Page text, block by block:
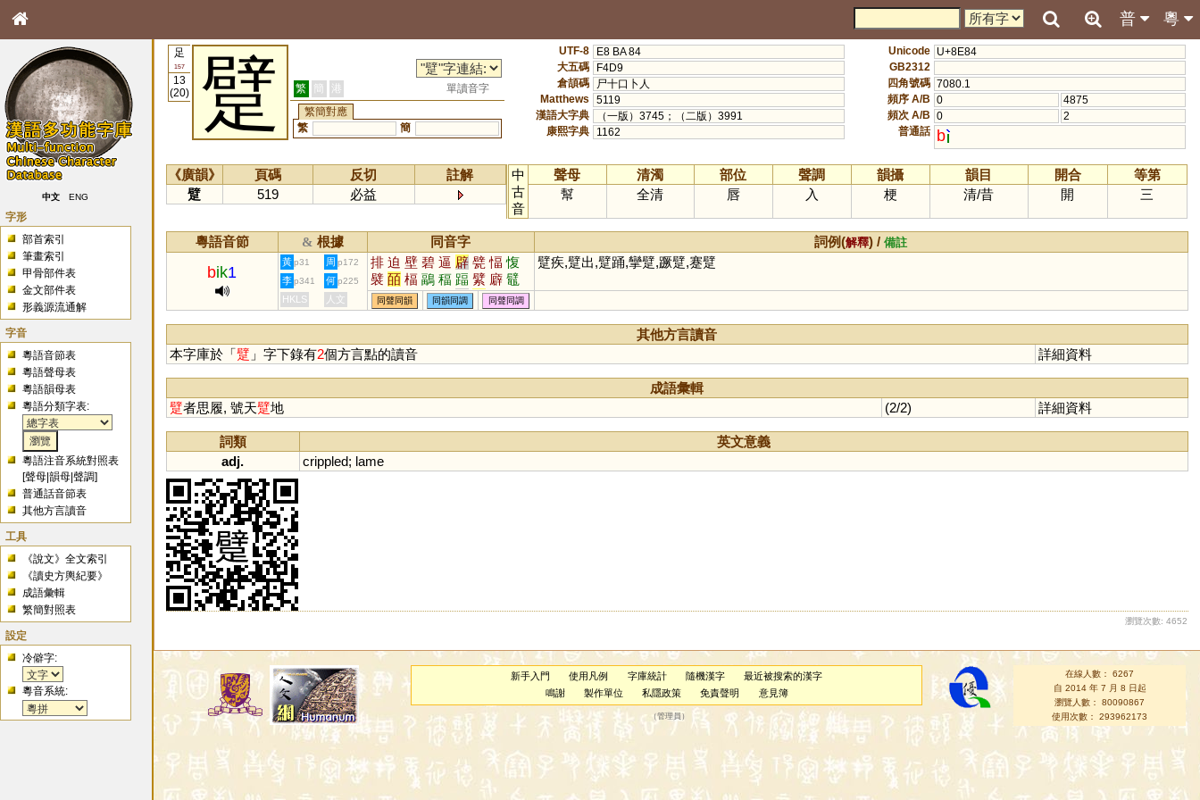
粵
普
中文 ENG
字形
部首索引
筆畫索引
甲骨部件表
金文部件表
形義源流通解
字音
粵語音節表
粵語聲母表
粵語韻母表
粵語分類字表:
粵語注音系統對照表
[聲母 |韻母 |聲調]
普通話音節表
其他方言讀音
工具
《說文》全文索引
《讀史方輿紀要》
成語彙輯
繁簡對照表
設定
冷僻字:
粵音系統:
足
157
13
(20)
躄 繁 簡 港
單讀音字
繁簡對應
繁
簡
UTF-8
E8 BA 84
大五碼
F4D9
倉頡碼
尸十口卜人
Matthews
5119
漢語大字典
（一版）3745；（二版）3991
康熙字典
1162
Unicode U+8E84
GB2312
四角號碼 7080.1
頻序 A/B 0
4875
頻次 A/B 0
2
普通話 b
《廣韻》 頁碼 反切
註解
躄
519 必益
中
古
音
聲母 清濁 部位 聲調 韻攝 韻目 開合
等第
幫
全清 唇 入 梗 清/昔 開 三
粵語音節 & 根據 同音字 詞例(解釋) /備註
bik1
黃 p31 周 p172 排 迫 壁 碧 逼 辟 甓 愊 愎
襞 皕 楅 鶝 稫 踾 繴 廦 鼊
擗 綼 腷 湢 揊 偪 璧
躄疾,躄出,躄踊,攣躄,蹶躄,蹇躄
李 p341 何 p225
HKLS 人文 同聲同韻 同韻同調 同聲同調
其他方言讀音
本字庫於「躄 」字下錄有2個方言點的讀音 詳細資料
成語彙輯
躄者思履, 號天躄地 (2/2) 詳細資料
詞類
英文意義
adj.
crippled; lame
瀏覽次數: 4652
新手入門 使用凡例 字庫統計 隨機漢字
最近被搜索的漢字
鳴謝
製作單位 私隱政策 免責聲明 意見簿
（管理員 ）
在線人數： 6267
自 2014 年 7 月 8 日起
瀏覽人數： 80090867
使用次數： 293962173